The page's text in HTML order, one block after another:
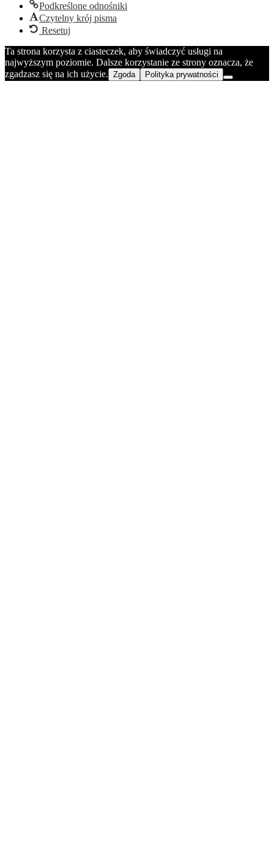
Podkreślone odnośniki
Czytelny krój pisma
Resetuj
Ta strona korzysta z ciasteczek, aby świadczyć usługi na
najwyższym poziomie. Dalsze korzystanie ze strony oznacza, że
zgadzasz się na ich użycie. Zgoda Polityka prywatności